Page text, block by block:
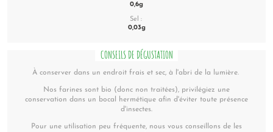
0,6g
Sel :
0,03g
CONSEILS DE DÉGUSTATION
À conserver dans un endroit frais et sec, à l'abri de la lumière.
Nos farines sont bio (donc non traitées), privilégiez une
conservation dans un bocal hermétique afin d'éviter toute présence
d'insectes.
Pour une utilisation peu fréquente, nous vous conseillons de les